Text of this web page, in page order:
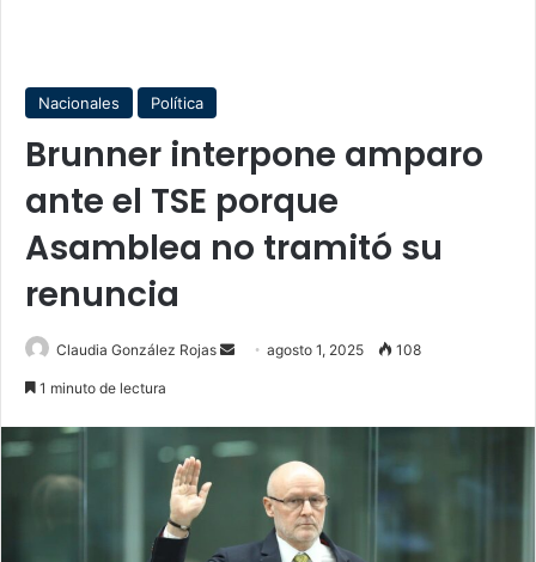
Nacionales Política
Brunner interpone amparo
ante el TSE porque
Asamblea no tramitó su
renuncia
Claudia González Rojas
Sendagosto 1, 2025 108
1 minuto de lectura